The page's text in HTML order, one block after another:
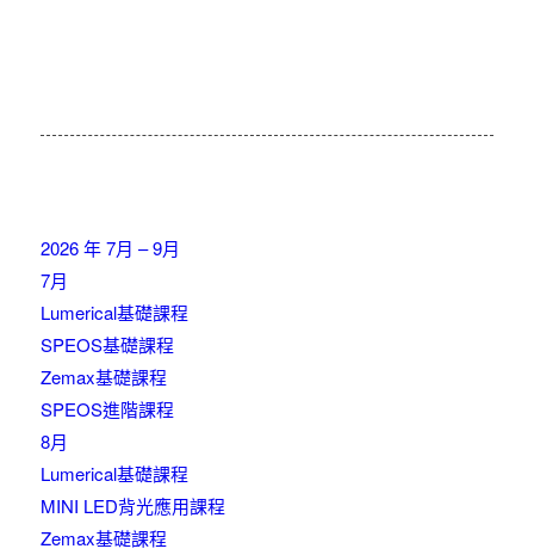
2026 年 7月 – 9月
7月
Lumerical基礎課程
SPEOS基礎課程
Zemax基礎課程
SPEOS進階課程
8月
Lumerical基礎課程
MINI LED背光應用課程
Zemax基礎課程